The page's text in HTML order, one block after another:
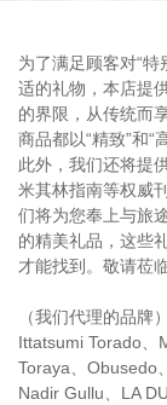
为了满足顾客对“特
适的礼物，本店提
的界限，从传统而
商品都以“精致”和“
此外，我们还将提
米其林指南等权威
们将为您奉上与旅
的精美礼品，这些
才能找到。敬请莅
（我们代理的品牌）
Ittatsumi Torado、
Toraya、Obusedo
Nadir Gullu、LA